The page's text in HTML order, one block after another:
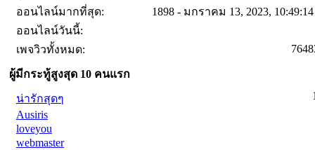
ออนไลน์มากที่สุด:
1898 - มกราคม 13, 2023,
ออนไลน์วันนี้:
เพจวิวทั้งหมด:
ผู้มีกระทู้สูงสุด 10 คนแรก
น่ารักสุดๆ
Ausiris
loveyou
webmaster